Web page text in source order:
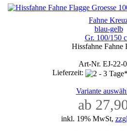
Fahne
blau-gelb
Gr. 100/150
Hissfahne Fahne
Art-Nr. EJ-22-
Lieferzeit:
Variante
ab
inkl. 19% MwSt,